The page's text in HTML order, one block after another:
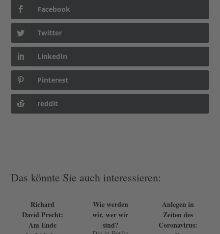
Facebook
Twitter
LinkedIn
Pinterest
reddit
Das könnte Sie auch interessieren:
Richard
David Precht:
Am Ende
Wie werden
wir, wer wir
sind?
Anlegen in
Zeiten des
Coronavirus: